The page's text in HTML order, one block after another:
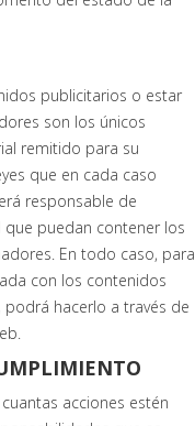
publicitarios o estar
son los únicos
remitido para su
que en cada caso
responsable de
puedan contener los
En todo caso, para
con los contenidos
hacerlo a través de
cuantas acciones estén